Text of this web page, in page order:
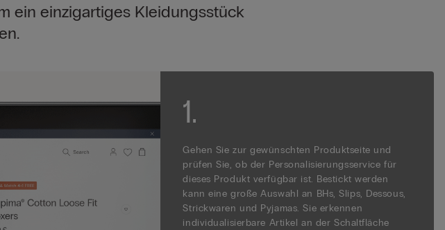
ein einzigartiges Kleidungsstück
1.
Gehen Sie zur gewünschten Produktseite und
prüfen Sie, ob der Personalisierungsservice für
dieses Produkt verfügbar ist. Bestickt werden
kann eine große Auswahl an BHs, Slips, Dessous,
Strickwaren und Pyjamas. Sie erkennen
individualisierbare Artikel an der Schaltfläche
2.
Starten Sie jetzt Ihren Personalisierungsprozess:
Geben Sie einen Text oder Initialen ein (maximal 5
Zeichen). Es sind nur Zeichen des lateinischen
Alphabets erlaubt
3.
Wählen Sie Position, Schriftart und Farbe für die
Stickerei.